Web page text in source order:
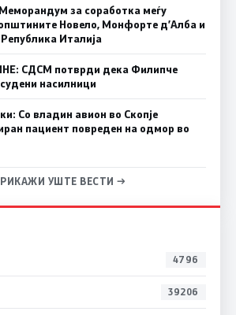
за соработка меѓу
Новело, Монфорте д’Алба и
Италија
СДСM потврди дека Филипче
насилници
Со владин авион во Скопје
пациент повреден на одмор во
УШТЕ ВЕСТИ →
4796
39206